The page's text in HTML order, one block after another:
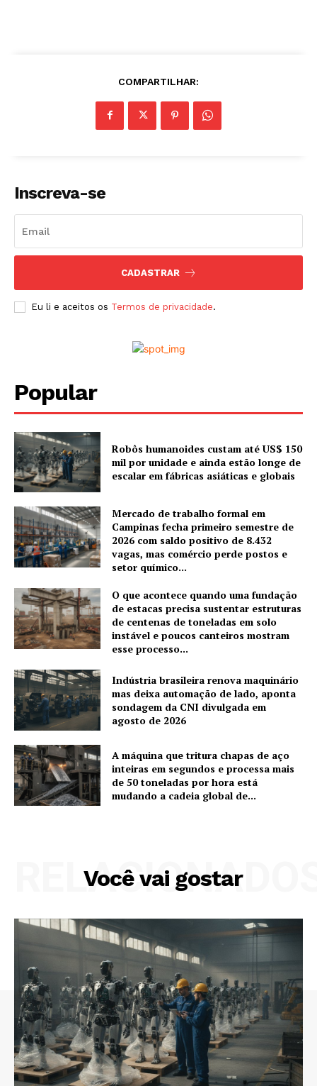
COMPARTILHAR:
Inscreva-se
CADASTRAR
Eu li e aceitos os Termos de privacidade.
Popular
Robôs humanoides custam até US$ 150
mil por unidade e ainda estão longe de
escalar em fábricas asiáticas e globais
Mercado de trabalho formal em
Campinas fecha primeiro semestre de
2026 com saldo positivo de 8.432
vagas, mas comércio perde postos e
setor químico...
O que acontece quando uma fundação
de estacas precisa sustentar estruturas
de centenas de toneladas em solo
instável e poucos canteiros mostram
esse processo...
Indústria brasileira renova maquinário
mas deixa automação de lado, aponta
sondagem da CNI divulgada em
agosto de 2026
A máquina que tritura chapas de aço
inteiras em segundos e processa mais
de 50 toneladas por hora está
mudando a cadeia global de...
Você vai gostar